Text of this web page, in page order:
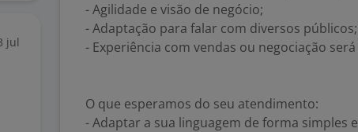
jul
- Agilidade e visão de negócio;
- Adaptação para falar com diversos públicos;
- Experiência com vendas ou negociação
O que esperamos do seu atendimento:
- Adaptar a sua linguagem de forma simples